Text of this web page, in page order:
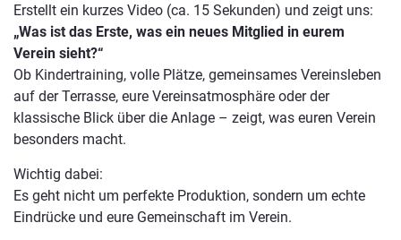
Erstellt ein kurzes Video (ca. 15 Sekunden) und zeigt uns:
„Was ist das Erste, was ein neues Mitglied in eurem
Verein sieht?“
Ob Kindertraining, volle Plätze, gemeinsames Vereinsleben
auf der Terrasse, eure Vereinsatmosphäre oder der
klassische Blick über die Anlage – zeigt, was euren Verein
besonders macht.
Wichtig dabei:
Es geht nicht um perfekte Produktion, sondern um echte
Eindrücke und eure Gemeinschaft im Verein.